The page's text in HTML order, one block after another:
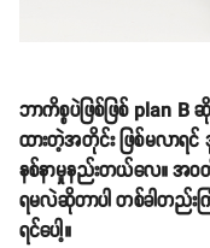
ဘာကိစ္စပဲဖြစ်ဖြစ်
ထားတဲ့အတိုင်း ဖြစ်မလာရ
နစ်နာမှုနည်းတယ်လေ။ အဝ
ရမလဲဆိုတာပါ တစ်ခါတည်း
ရင်ပေါ့။